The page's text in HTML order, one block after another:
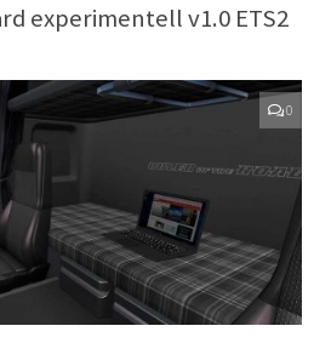
experimentell v1.0 ETS2
0